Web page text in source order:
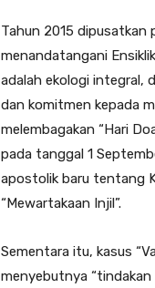
Tahun 2015 dipusatkan
menandatangani
adalah ekologi integral,
dan komitmen kepada
melembagakan “Hari
pada tanggal 1
apostolik baru tentang
“Mewartakaan Injil”.
Sementara itu, kasus
menyebutnya “tindakan